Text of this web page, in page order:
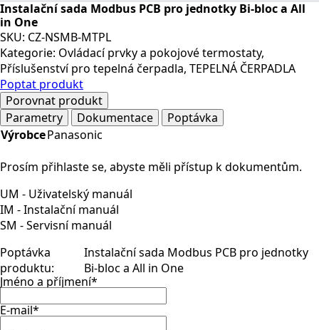
Instalační sada Modbus PCB pro jednotky Bi-bloc a All
in One
SKU: CZ-NSMB-MTPL
Kategorie: Ovládací prvky a pokojové termostaty,
Příslušenství pro tepelná čerpadla, TEPELNÁ ČERPADLA
Poptat produkt
Porovnat produkt
Parametry
Dokumentace
Poptávka
VýrobcePanasonic
Prosím přihlaste se, abyste měli přístup k dokumentům.
UM - Uživatelský manuál
IM - Instalační manuál
SM - Servisní manuál
Poptávka
produktu:
Instalační sada Modbus PCB pro jednotky
Bi-bloc a All in One
Jméno a příjmení*
E-mail*